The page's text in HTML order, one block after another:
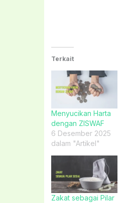
Terkait
Menyucikan Harta
dengan ZISWAF
6 Desember 2025
dalam "Artikel"
Zakat sebagai Pilar